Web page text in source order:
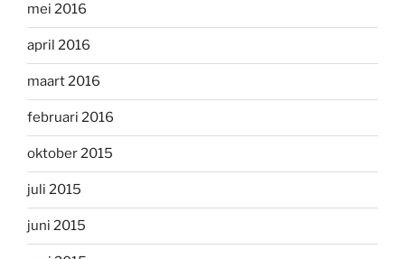
mei 2016
april 2016
maart 2016
februari 2016
oktober 2015
juli 2015
juni 2015